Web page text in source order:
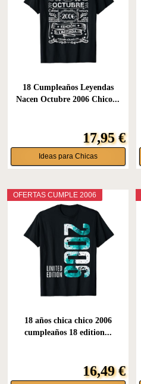
18 Cumpleaños Leyendas
Nacen Octubre 2006 Chico...
17,95 €
Ideas para Chicas
OFERTAS CUMPLE 2006
18 años chica chico 2006
cumpleaños 18 edition...
16,49 €